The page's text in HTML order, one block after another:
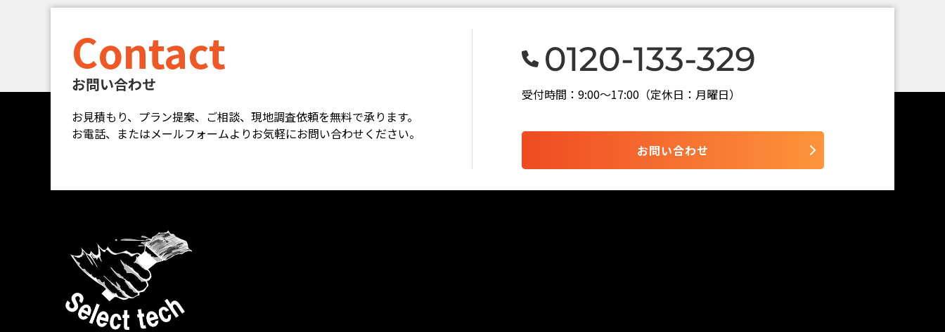
Contact
お問い合わせ
お見積もり、プラン提案、ご相談、現地調査依頼を無料で承ります。
お電話、またはメールフォームよりお気軽にお問い合わせください。
受付時間：9:00〜17:00（定休日：月曜日）
お問い合わせ